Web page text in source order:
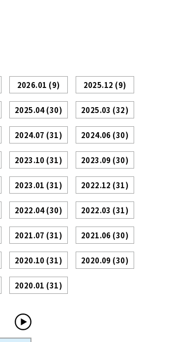
2026.01 (9) 2025.12 (9)
2025.04(30) 2025.03 (32)
2024.07 (31) 2024.06 (30)
2023.10 (31) 2023.09 (30)
2023.01 (31) 2022.12 (31)
2022.04(30) 2022.03 (31)
2021.07 (31) 2021.06 (30)
2020.10 (31) 2020.09 (30)
2020.01 (31)